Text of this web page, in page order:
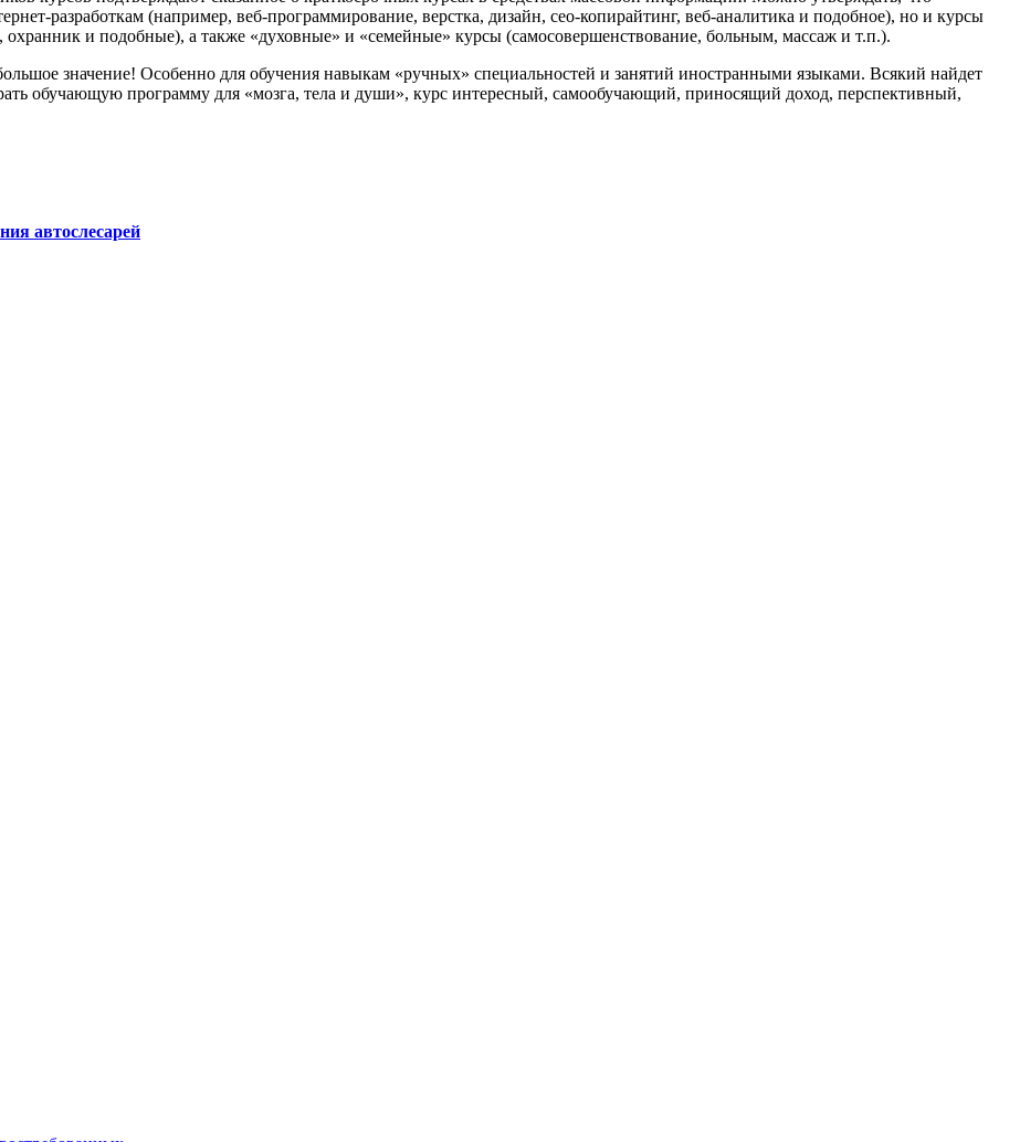
разработкам (например, веб-программирование, верстка, дизайн, сео-копирайтинг, веб-аналитика и подобное), но и курсы
и подобные), а также «духовные» и «семейные» курсы (самосовершенствование, больным, массаж и т.п.).
значение! Особенно для обучения навыкам «ручных» специальностей и занятий иностранными языками. Всякий найдет
обучающую программу для «мозга, тела и души», курс интересный, самообучающий, приносящий доход, перспективный,
автослесарей